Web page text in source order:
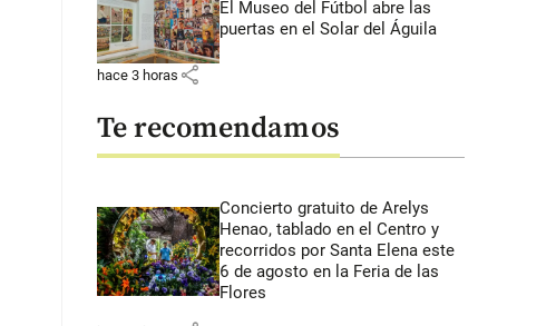
El Museo del Fútbol abre las
puertas en el Solar del Águila
hace 3 horas share
Te recomendamos
Concierto gratuito de Arelys
Henao, tablado en el Centro y
recorridos por Santa Elena este
6 de agosto en la Feria de las
Flores